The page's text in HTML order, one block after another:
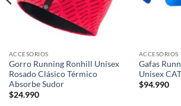
ACCESORIOS
Gorro Running Ronhill Unisex
Rosado Clásico Térmico
Absorbe Sudor
$24.990
ACCESORIOS
Gafas
Unisex
$94.990